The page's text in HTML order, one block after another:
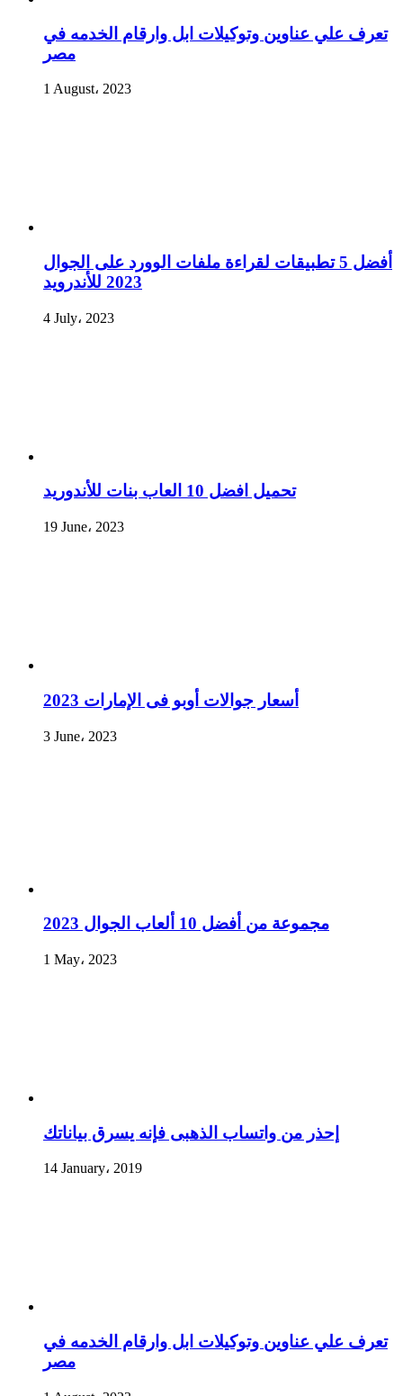
تعرف علي عناوين وتوكيلات ابل وارقام الخدمه في
مصر
1 August، 2023
أفضل 5 تطبيقات لقراءة ملفات الوورد على الجوال
2023 للأندرويد
4 July، 2023
تحميل افضل 10 العاب بنات للأندوريد
19 June، 2023
أسعار جوالات أوبو فى الإمارات 2023
3 June، 2023
مجموعة من أفضل 10 ألعاب الجوال 2023
1 May، 2023
إحذر من واتساب الذهبى فإنه يسرق بياناتك
14 January، 2019
تعرف علي عناوين وتوكيلات ابل وارقام الخدمه في
مصر